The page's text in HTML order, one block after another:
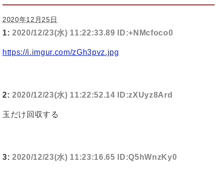
2020年12月25日
1: 2020/12/23(水) 11:22:33.89 ID:+NMcfoco0
https://i.imgur.com/zGh3pvz.jpg
2: 2020/12/23(水) 11:22:52.14 ID:zXUyz8Ard
玉だけ回収する
3: 2020/12/23(水) 11:23:16.65 ID:Q5hWnzKy0